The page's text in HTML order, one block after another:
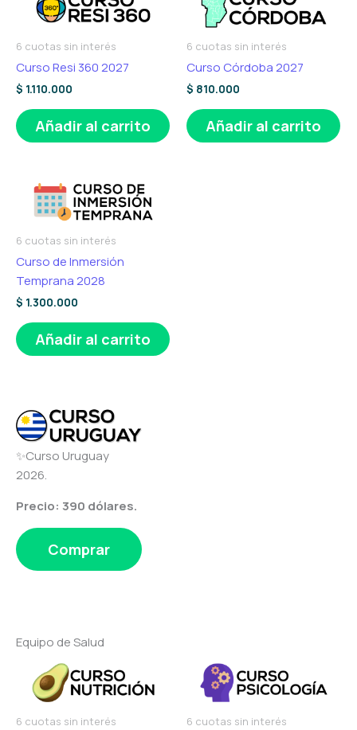
6 cuotas sin interés
Curso Resi 360 2027
$ 1.110.000
Añadir al carrito
6 cuotas sin interés
Curso Córdoba 2027
$ 810.000
Añadir al carrito
6 cuotas sin interés
Curso de Inmersión
Temprana 2028
$ 1.300.000
Añadir al carrito
✨Curso Uruguay
2026.
Precio: 390 dólares.
Comprar
Equipo de Salud
6 cuotas sin interés 6 cuotas sin interés